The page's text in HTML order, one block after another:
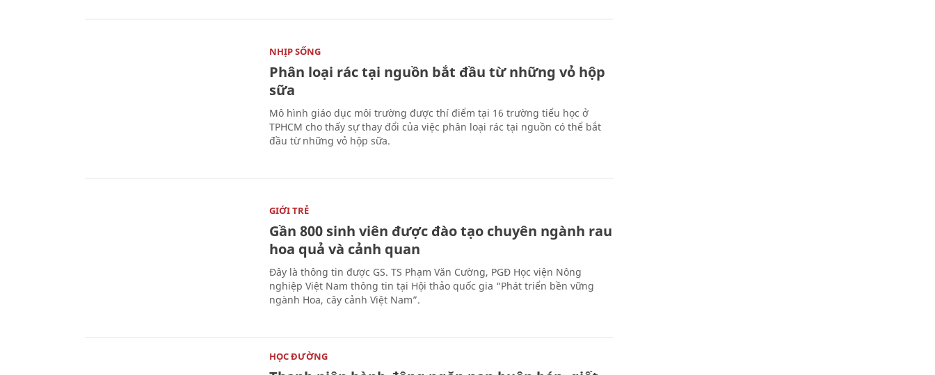
NHỊP SỐNG
Phân loại rác tại nguồn bắt đầu từ những vỏ hộp
sữa
Mô hình giáo dục môi trường được thí điểm tại 16 trường tiểu học ở
TPHCM cho thấy sự thay đổi của việc phân loại rác tại nguồn có thể bắt
đầu từ những vỏ hộp sữa.
GIỚI TRẺ
Gần 800 sinh viên được đào tạo chuyên ngành rau
hoa quả và cảnh quan
Đây là thông tin được GS. TS Phạm Văn Cường, PGĐ Học viện Nông
nghiệp Việt Nam thông tin tại Hội thảo quốc gia “Phát triển bền vững
ngành Hoa, cây cảnh Việt Nam”.
HỌC ĐƯỜNG